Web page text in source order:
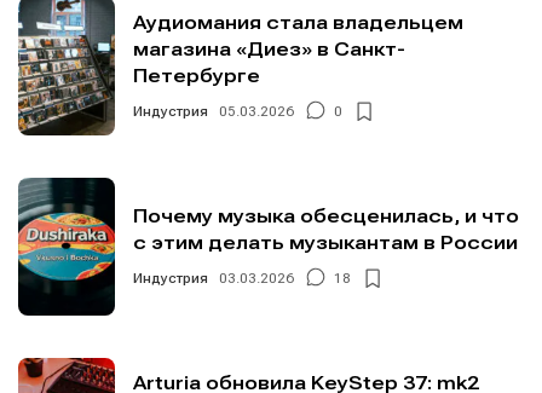
Аудиомания стала владельцем
магазина «Диез» в Санкт-
Петербурге
Индустрия 05.03.2026 0
Почему музыка обесценилась, и что
с этим делать музыкантам в России
Индустрия 03.03.2026 18
Arturia обновила KeyStep 37: mk2